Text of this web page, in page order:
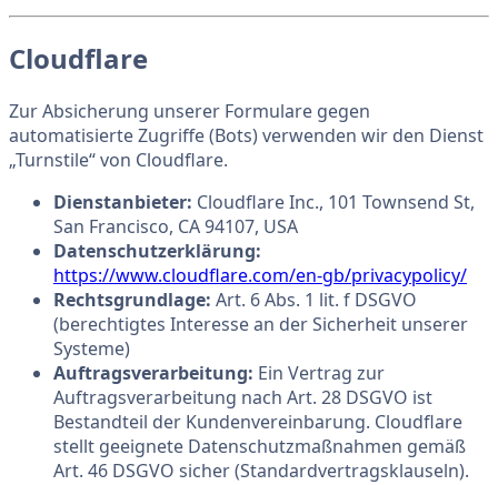
Cloudflare
Zur Absicherung unserer Formulare gegen
automatisierte Zugriffe (Bots) verwenden wir den Dienst
„Turnstile“ von Cloudflare.
Dienstanbieter: Cloudflare Inc., 101 Townsend St,
San Francisco, CA 94107, USA
Datenschutzerklärung:
https://www.cloudflare.com/en-gb/privacypolicy/
Rechtsgrundlage: Art. 6 Abs. 1 lit. f DSGVO
(berechtigtes Interesse an der Sicherheit unserer
Systeme)
Auftragsverarbeitung: Ein Vertrag zur
Auftragsverarbeitung nach Art. 28 DSGVO ist
Bestandteil der Kundenvereinbarung. Cloudflare
stellt geeignete Datenschutzmaßnahmen gemäß
Art. 46 DSGVO sicher (Standardvertragsklauseln).